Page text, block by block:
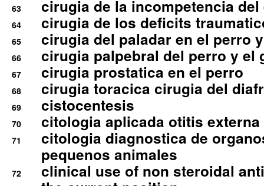
63 cirugia de la incompetencia
64 cirugia de los deficits
65 cirugia del paladar en el perro
66 cirugia palpebral del perro y el
67 cirugia prostatica en el perro
68 cirugia toracica cirugia del
69 cistocentesis
70 citologia aplicada otitis externa
71
citologia diagnostica de
pequenos animales
72
clinical use of non steroidal